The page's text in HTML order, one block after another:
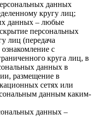
данных
кругу лиц;
данных – любые
персональных
лиц (передача
с
круга лиц, в
данных в
размещение в
сетях или
данным каким-
данных –